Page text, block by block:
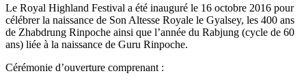
Le Royal Highland Festival a été inauguré le 16 octobre 2016 pour
célébrer la naissance de Son Altesse Royale le Gyalsey, les 400 ans
de Zhabdrung Rinpoche ainsi que l’année du Rabjung (cycle de 60
ans) liée à la naissance de Guru Rinpoche.
Cérémonie d’ouverture comprenant :